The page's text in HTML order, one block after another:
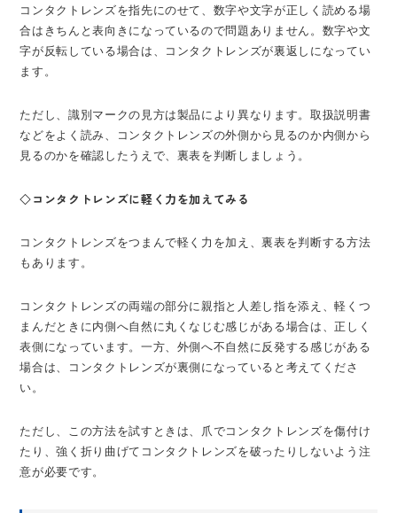
コンタクトレンズを指先にのせて、数字や文字が正しく読める場
合はきちんと表向きになっているので問題ありません。数字や文
字が反転している場合は、コンタクトレンズが裏返しになってい
ます。
ただし、識別マークの見方は製品により異なります。取扱説明書
などをよく読み、コンタクトレンズの外側から見るのか内側から
見るのかを確認したうえで、裏表を判断しましょう。
◇コンタクトレンズに軽く力を加えてみる
コンタクトレンズをつまんで軽く力を加え、裏表を判断する方法
もあります。
コンタクトレンズの両端の部分に親指と人差し指を添え、軽くつ
まんだときに内側へ自然に丸くなじむ感じがある場合は、正しく
表側になっています。一方、外側へ不自然に反発する感じがある
場合は、コンタクトレンズが裏側になっていると考えてくださ
い。
ただし、この方法を試すときは、爪でコンタクトレンズを傷付け
たり、強く折り曲げてコンタクトレンズを破ったりしないよう注
意が必要です。